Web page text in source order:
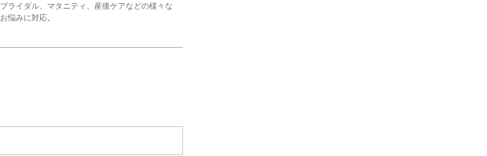
ブライダル、マタニティ、産後ケアなどの様々な
お悩みに対応。